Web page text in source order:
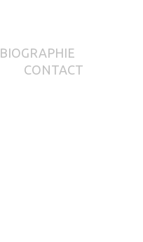
BIOGRAPHIE
CONTACT